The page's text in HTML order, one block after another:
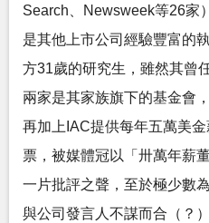
Search、Newsweek等26家
是其他上市公司經驗豐富的
方31歲的研究生，雖然其曾
兩家是其家族旗下的基金會
再加上IAC提供每年五萬美
票，被媒體冠以「卅萬年薪
一片批評之聲，至於極少數
與公司發言人不謀而合（？